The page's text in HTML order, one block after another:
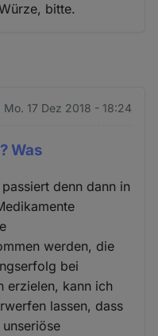
bitte.
Mo. 17 Dez 2018 - 18:24
Was
denn dann in
werden, die
bei
erzielen, kann ich
lassen, dass